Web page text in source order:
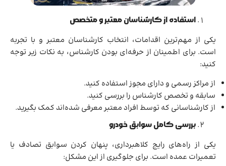
استفاده از کارشناسان معتبر و متخصص
یکی از مهم‌ترین اقدامات، انتخاب کارشناسان معتبر و با تجربه
است. برای اطمینان از حرفه‌ای بودن کارشناس، به نکات زیر توجه
کنید:
از مراکز رسمی و دارای مجوز استفاده کنید.
سابقه و تخصص کارشناس را بررسی کنید.
از کارشناسانی که توسط افراد معتبر معرفی شده‌اند کمک بگیرید.
بررسی کامل سوابق خودرو
یکی از راه‌های رایج کلاهبرداری، پنهان کردن سوابق تصادف یا
تعمیرات عمده است. برای جلوگیری از این مشکل: